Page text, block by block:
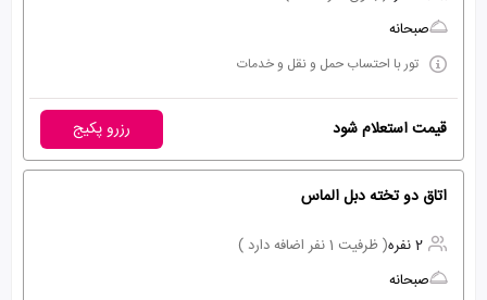
صبحانه
تور با احتساب حمل و نقل و خدمات
قیمت استعلام شود رزرو پکیج
اتاق دو تخته دبل الماس
2 نفره
( ظرفیت 1 نفر اضافه دارد )
صبحانه